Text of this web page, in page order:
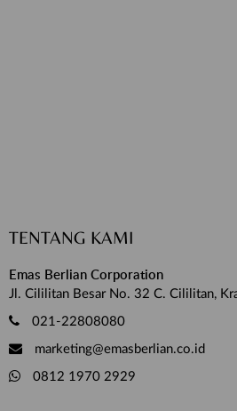
TENTANG KAMI
Emas Berlian Corporation
Jl. Cililitan Besar No. 32 C. Cililitan,
021-22808080
marketing@emasberlian.co.id
0812 1970 2929